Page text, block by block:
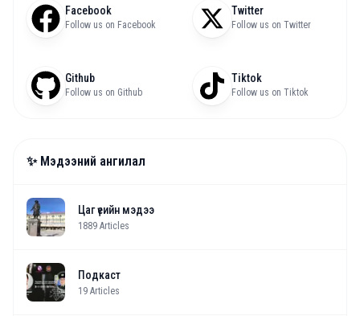
Facebook
Follow us on Facebook
Twitter
Follow us on Twitter
Github
Follow us on Github
Tiktok
Follow us on Tiktok
✨ Мэдээний ангилал
Цаг үеийн мэдээ
1889 Articles
Подкаст
19 Articles